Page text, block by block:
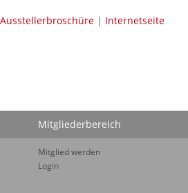
Ausstellerbroschüre | Internetseite
Mitgliederbereich
Mitglied werden
Login